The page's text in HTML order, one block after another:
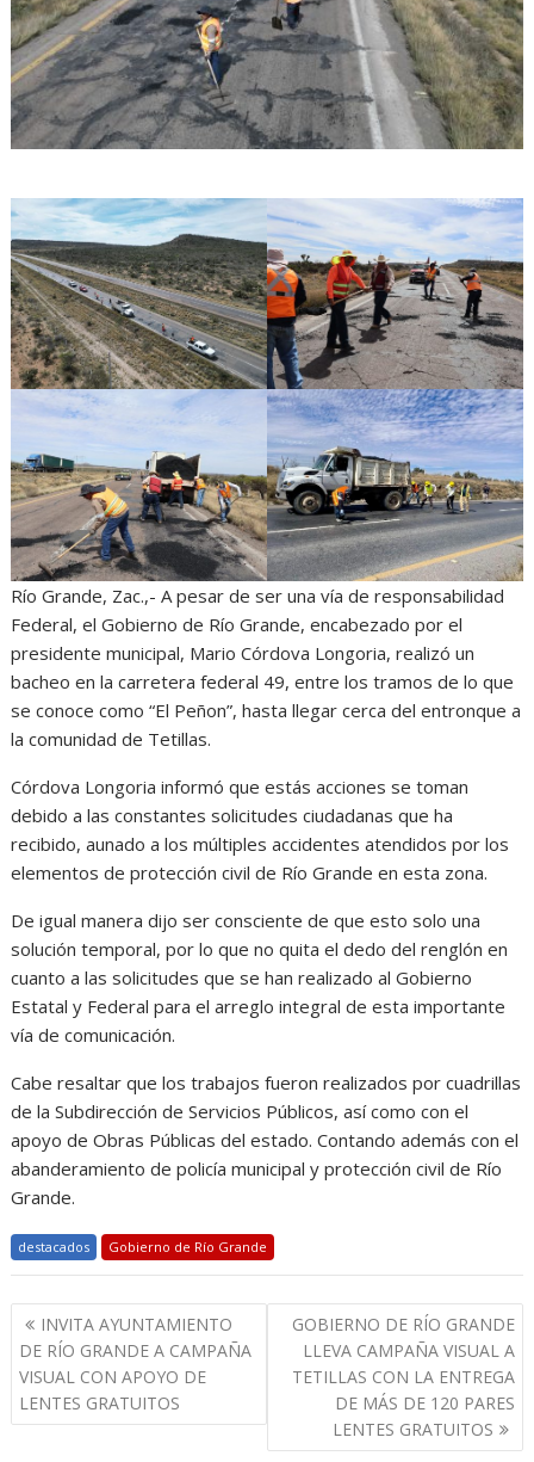
Río Grande, Zac.,- A pesar de ser una vía de responsabilidad
Federal, el Gobierno de Río Grande, encabezado por el
presidente municipal, Mario Córdova Longoria, realizó un
bacheo en la carretera federal 49, entre los tramos de lo que
se conoce como “El Peñon”, hasta llegar cerca del entronque a
la comunidad de Tetillas.
Córdova Longoria informó que estás acciones se toman
debido a las constantes solicitudes ciudadanas que ha
recibido, aunado a los múltiples accidentes atendidos por los
elementos de protección civil de Río Grande en esta zona.
De igual manera dijo ser consciente de que esto solo una
solución temporal, por lo que no quita el dedo del renglón en
cuanto a las solicitudes que se han realizado al Gobierno
Estatal y Federal para el arreglo integral de esta importante
vía de comunicación.
Cabe resaltar que los trabajos fueron realizados por cuadrillas
de la Subdirección de Servicios Públicos, así como con el
apoyo de Obras Públicas del estado. Contando además con el
abanderamiento de policía municipal y protección civil de Río
Grande.
destacados Gobierno de Río Grande
Navegación
de
entradas
INVITA AYUNTAMIENTO
DE RÍO GRANDE A CAMPAÑA
VISUAL CON APOYO DE
LENTES GRATUITOS
GOBIERNO DE RÍO GRANDE
LLEVA CAMPAÑA VISUAL A
TETILLAS CON LA ENTREGA
DE MÁS DE 120 PARES
LENTES GRATUITOS